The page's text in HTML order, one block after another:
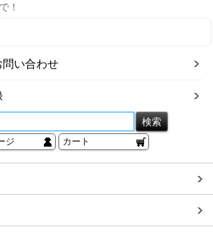
！
い合わせ
ジ カート